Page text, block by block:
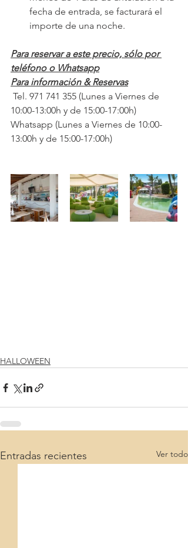
fecha de entrada, se facturará el
importe de una noche.
Para reservar a este precio, sólo por
teléfono o Whatsapp
Para información & Reservas
Tel. 971 741 355 (Lunes a Viernes de
10:00-13:00h y de 15:00-17:00h)
Whatsapp (Lunes a Viernes de 10:00-
13:00h y de 15:00-17:00h)
HALLOWEEN
Entradas recientes Ver todo